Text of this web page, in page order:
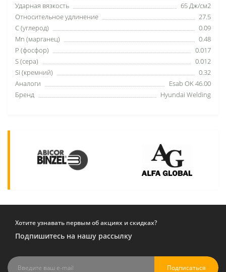
Ударная вязкость
65 Дж/см2
Относительное удлинение
27.5
C (углерод)
0.09
Mn (марганец)
0.48
P (фосфор)
0.017
S (сера)
0.012
Si (кремний)
0.32
Аналоги
Esab OK 46.00
Бренд
Hyundai Welding
Хотите узнавать первым об акциях и скидках?
Подпишитесь на нашу рассылку
Подписаться